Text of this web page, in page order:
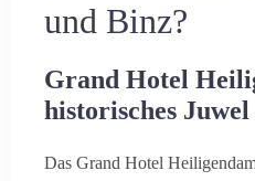
und Binz?
Grand Hotel
historisches Juwel
Das Grand Hotel